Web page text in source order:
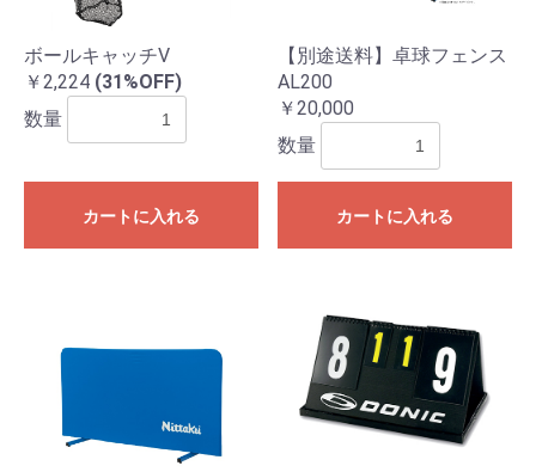
ボールキャッチV
￥2,224 (31%OFF)
数量
カートに入れる
【別途送料】卓球フェンス
AL200
￥20,000
数量
カートに入れる